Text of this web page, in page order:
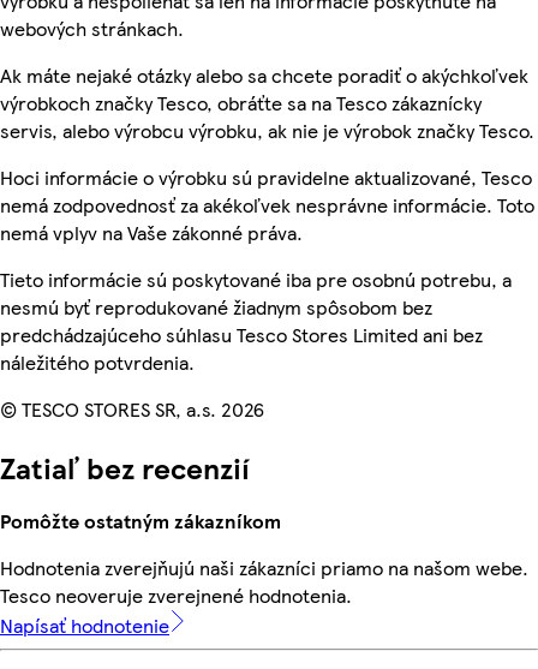
webových stránkach.
Ak máte nejaké otázky alebo sa chcete poradiť o akýchkoľvek
výrobkoch značky Tesco, obráťte sa na Tesco zákaznícky
servis, alebo výrobcu výrobku, ak nie je výrobok značky Tesco.
Hoci informácie o výrobku sú pravidelne aktualizované, Tesco
nemá zodpovednosť za akékoľvek nesprávne informácie. Toto
nemá vplyv na Vaše zákonné práva.
Tieto informácie sú poskytované iba pre osobnú potrebu, a
nesmú byť reprodukované žiadnym spôsobom bez
predchádzajúceho súhlasu Tesco Stores Limited ani bez
náležitého potvrdenia.
© TESCO STORES SR, a.s. 2026
Zatiaľ bez recenzií
Pomôžte ostatným zákazníkom
Hodnotenia zverejňujú naši zákazníci priamo na našom webe.
Tesco neoveruje zverejnené hodnotenia.
Napísať hodnotenie